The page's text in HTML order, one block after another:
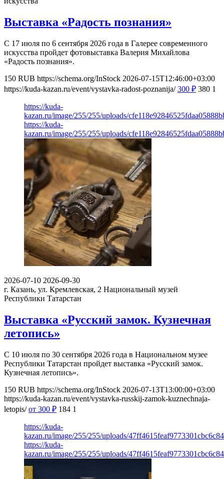
Выставка «Радость познания»
С 17 июля по 6 сентября 2026 года в Галерее современного
искусства пройдет фотовыставка Валерия Михайлова
«Радость познания».
150 RUB https://schema.org/InStock 2026-07-15T12:46:00+03:00
https://kuda-kazan.ru/event/vystavka-radost-poznanija/ 300 ₽ 380 1
https://kuda-
kazan.ru/image/255/255/uploads/
https://kuda-
kazan.ru/image/255/255/uploads/
2026-07-10 2026-09-30
г. Казань, ул. Кремлевская, 2 Национальный музей
Республики Татарстан
Выставка «Русский замок. Кузнечная
летопись»
С 10 июля по 30 сентября 2026 года в Национальном музее
Республики Татарстан пройдет выставка «Русский замок.
Кузнечная летопись».
150 RUB https://schema.org/InStock 2026-07-13T13:00:00+03:00
https://kuda-kazan.ru/event/vystavka-russkij-zamok-kuznechnaja-
letopis/ от 300 ₽ 184 1
https://kuda-
kazan.ru/image/255/255/uploads/
https://kuda-
kazan.ru/image/255/255/uploads/